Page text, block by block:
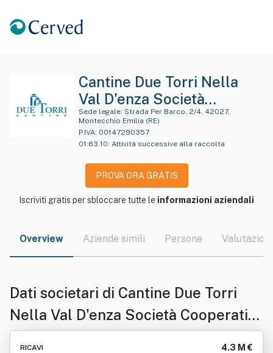
Cantine Due Torri Nella
Val D'enza Società
Cooperativa Agricola
Sede legale:
Montecchio Emilia (RE)
P.IVA: 00147290357
01.63.10: Attività successive alla raccolta
PROVA ORA GRATIS
Iscriviti gratis per sbloccare tutte le informazioni aziendali
Overview Aziende simili Persone Valutazioni
Dati societari di Cantine Due Torri
Nella Val D'enza Società Cooperativa
Agricola
RICAVI 4.3 M €